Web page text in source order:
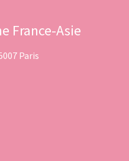
France-Asie
Paris